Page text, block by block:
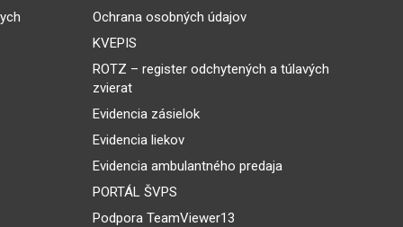
Ochrana osobných údajov
KVEPIS
ROTZ – register odchytených a túlavých
zvierat
Evidencia zásielok
Evidencia liekov
Evidencia ambulantného predaja
PORTÁL ŠVPS
Podpora TeamViewer13